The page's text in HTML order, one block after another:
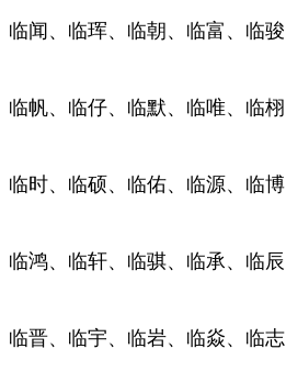
临闻、临珲、临朝、临富、临骏
临帆、临仔、临默、临唯、临栩
临时、临硕、临佑、临源、临博
临鸿、临轩、临骐、临承、临辰
临晋、临宇、临岩、临焱、临志